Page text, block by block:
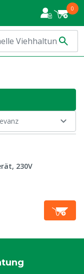
0
230V